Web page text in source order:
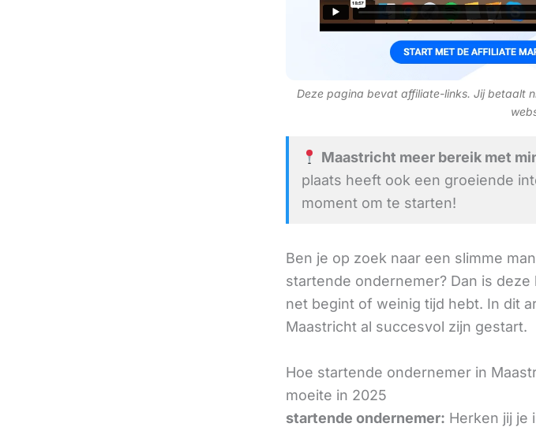
Deze pagina bevat affiliate-links. Jij betaalt
Maastricht meer bereik met
plaats heeft ook een groeiende
moment om te starten!
Ben je op zoek naar een slimme
startende ondernemer? Dan is
net begint of weinig tijd hebt. In dit
Maastricht al succesvol zijn gestart.
Hoe startende ondernemer in
moeite in 2025
startende ondernemer: Herken jij je